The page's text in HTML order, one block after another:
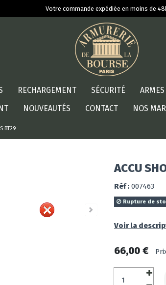
Votre commande expédiée en moins de
RECHARGEMENT SÉCURITÉ
NOUVEAUTÉS CONTACT NOS
BT29
ACCU
Réf : 007463
Rupture de
Voir la
66,00 €